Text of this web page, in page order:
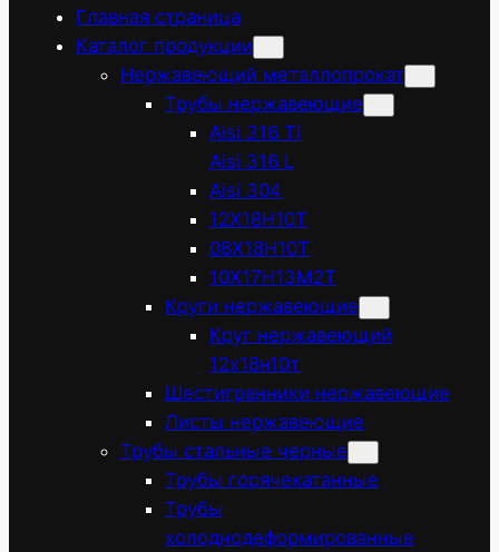
Главная страница
Каталог продукции
Нержавеющий металлопрокат
Трубы нержавеющие
Aisi 316 Ti
Aisi 316 L
Aisi 304
12Х18Н10Т
08Х18Н10Т
10Х17Н13М2Т
Круги нержавеющие
Круг нержавеющий
12х18н10т
Шестигранники нержавеющие
Листы нержавеющие
Трубы стальные черные
Трубы горячекатанные
Трубы
холоднодеформированные